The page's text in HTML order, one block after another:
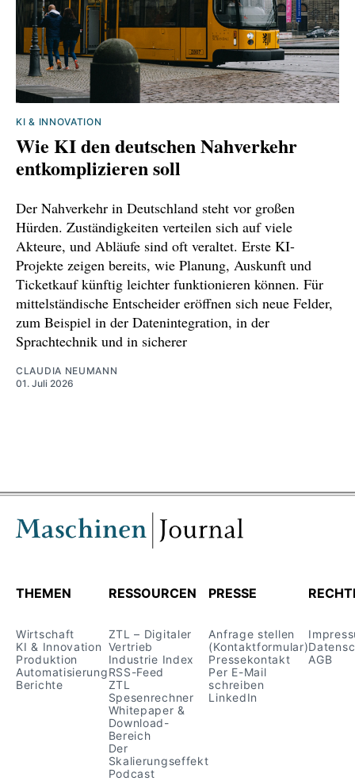
KI & INNOVATION
Wie KI den deutschen Nahverkehr
entkomplizieren soll
Der Nahverkehr in Deutschland steht vor großen
Hürden. Zuständigkeiten verteilen sich auf viele
Akteure, und Abläufe sind oft veraltet. Erste KI-
Projekte zeigen bereits, wie Planung, Auskunft und
Ticketkauf künftig leichter funktionieren können. Für
mittelständische Entscheider eröffnen sich neue Felder,
zum Beispiel in der Datenintegration, in der
Sprachtechnik und in sicherer
CLAUDIA NEUMANN
01. Juli 2026
THEMEN
Wirtschaft
KI & Innovation
Produktion
Automatisierung
Berichte
RESSOURCEN
ZTL – Digitaler
Vertrieb
Industrie Index
RSS-Feed
ZTL
Spesenrechner
Whitepaper &
Download-
Bereich
Der
Skalierungseffekt
Podcast
PRESSE
Anfrage stellen
(Kontaktformular)
Pressekontakt
Per E-Mail
schreiben
LinkedIn
AGB